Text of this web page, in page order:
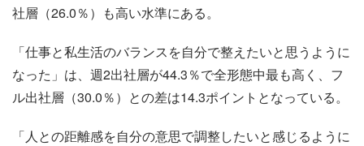
社層（26.0％）も高い水準にある。
「仕事と私生活のバランスを自分で整えたいと思うように
なった」は、週2出社層が44.3％で全形態中最も高く、フ
ル出社層（30.0％）との差は14.3ポイントとなっている。
「人との距離感を自分の意思で調整したいと感じるように